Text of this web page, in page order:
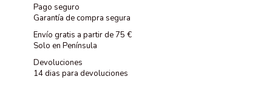
Pago seguro
Garantía de compra segura
Envío gratis a partir de 75 €
Solo en Península
Devoluciones
14 dias para devoluciones